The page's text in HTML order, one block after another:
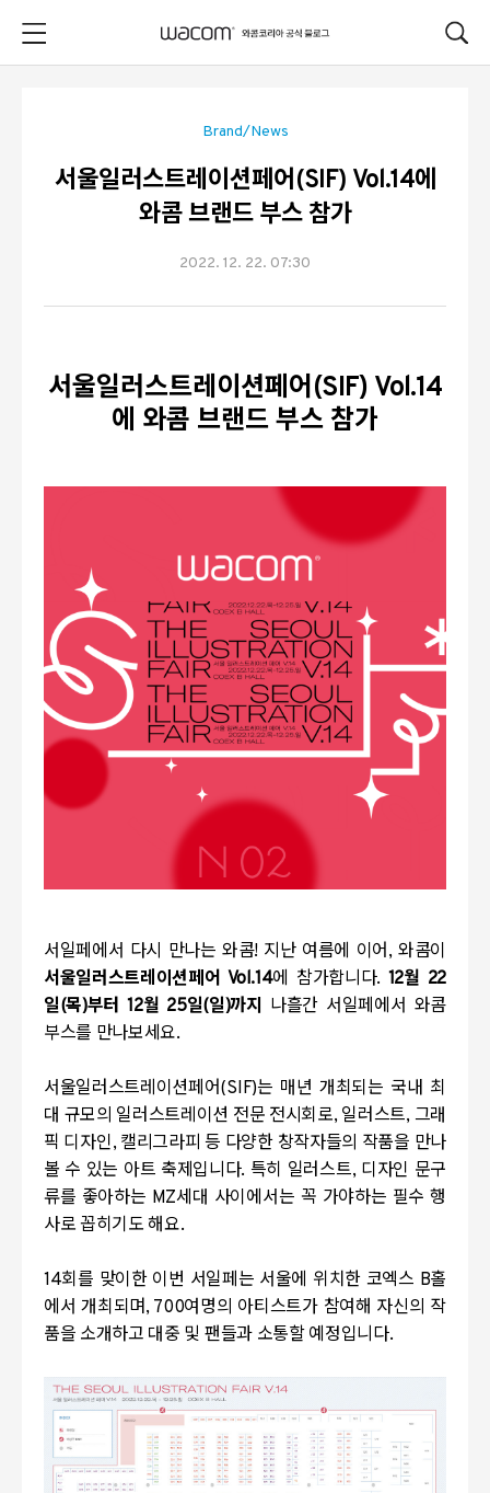
Brand/News
서울일러스트레이션페어(SIF) Vol.14에
와콤 브랜드 부스 참가
2022. 12. 22. 07:30
서울일러스트레이션페어(SIF) Vol.14
에 와콤 브랜드 부스 참가
서일페에서 다시 만나는 와콤! 지난 여름에 이어, 와콤이
서울일러스트레이션페어 Vol.14에 참가합니다. 12월 22
일(목)부터 12월 25일(일)까지 나흘간 서일페에서 와콤
부스를 만나보세요.
서울일러스트레이션페어(SIF)는 매년 개최되는 국내 최
대 규모의 일러스트레이션 전문 전시회로, 일러스트, 그래
픽 디자인, 캘리그라피 등 다양한 창작자들의 작품을 만나
볼 수 있는 아트 축제입니다. 특히 일러스트, 디자인 문구
류를 좋아하는 MZ세대 사이에서는 꼭 가야하는 필수 행
사로 꼽히기도 해요.
14회를 맞이한 이번 서일페는 서울에 위치한 코엑스 B홀
에서 개최되며, 700여명의 아티스트가 참여해 자신의 작
품을 소개하고 대중 및 팬들과 소통할 예정입니다.